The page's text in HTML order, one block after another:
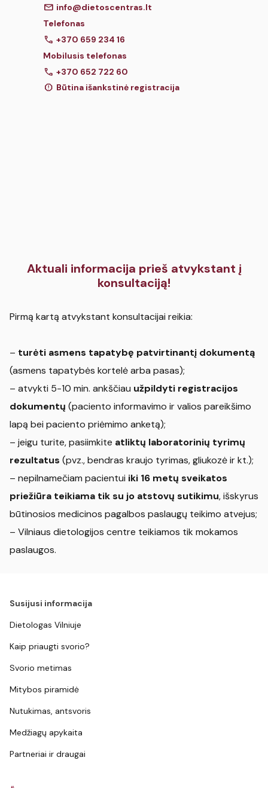
mail info@dietoscentras.lt
Telefonas
call +370 659 234 16
Mobilusis telefonas
call +370 652 722 60
report Būtina išankstinė registracija
Aktuali informacija prieš atvykstant į
konsultaciją!
Pirmą kartą atvykstant konsultacijai reikia:
– turėti asmens tapatybę patvirtinantį dokumentą
(asmens tapatybės kortelė arba pasas);
– atvykti 5-10 min. ankščiau užpildyti registracijos
dokumentų (paciento informavimo ir valios pareikšimo
lapą bei paciento priėmimo anketą);
– jeigu turite, pasiimkite atliktų laboratorinių tyrimų
rezultatus (pvz., bendras kraujo tyrimas, gliukozė ir kt.);
– nepilnamečiam pacientui iki 16 metų sveikatos
priežiūra teikiama tik su jo atstovų sutikimu, išskyrus
būtinosios medicinos pagalbos paslaugų teikimo atvejus;
– Vilniaus dietologijos centre teikiamos tik mokamos
paslaugos.
Susijusi informacija
Dietologas Vilniuje
Kaip priaugti svorio?
Svorio metimas
Mitybos piramidė
Nutukimas, antsvoris
Medžiagų apykaita
Partneriai ir draugai